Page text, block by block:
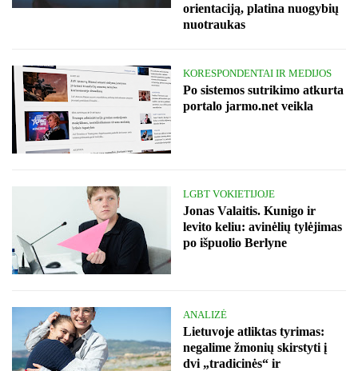
orientaciją, platina nuogybių
nuotraukas
KORESPONDENTAI IR MEDIJOS
Po sistemos sutrikimo atkurta
portalo jarmo.net veikla
LGBT VOKIETIJOJE
Jonas Valaitis. Kunigo ir
levito keliu: avinėlių tylėjimas
po išpuolio Berlyne
ANALIZĖ
Lietuvoje atliktas tyrimas:
negalime žmonių skirstyti į
dvi „tradicinės“ ir